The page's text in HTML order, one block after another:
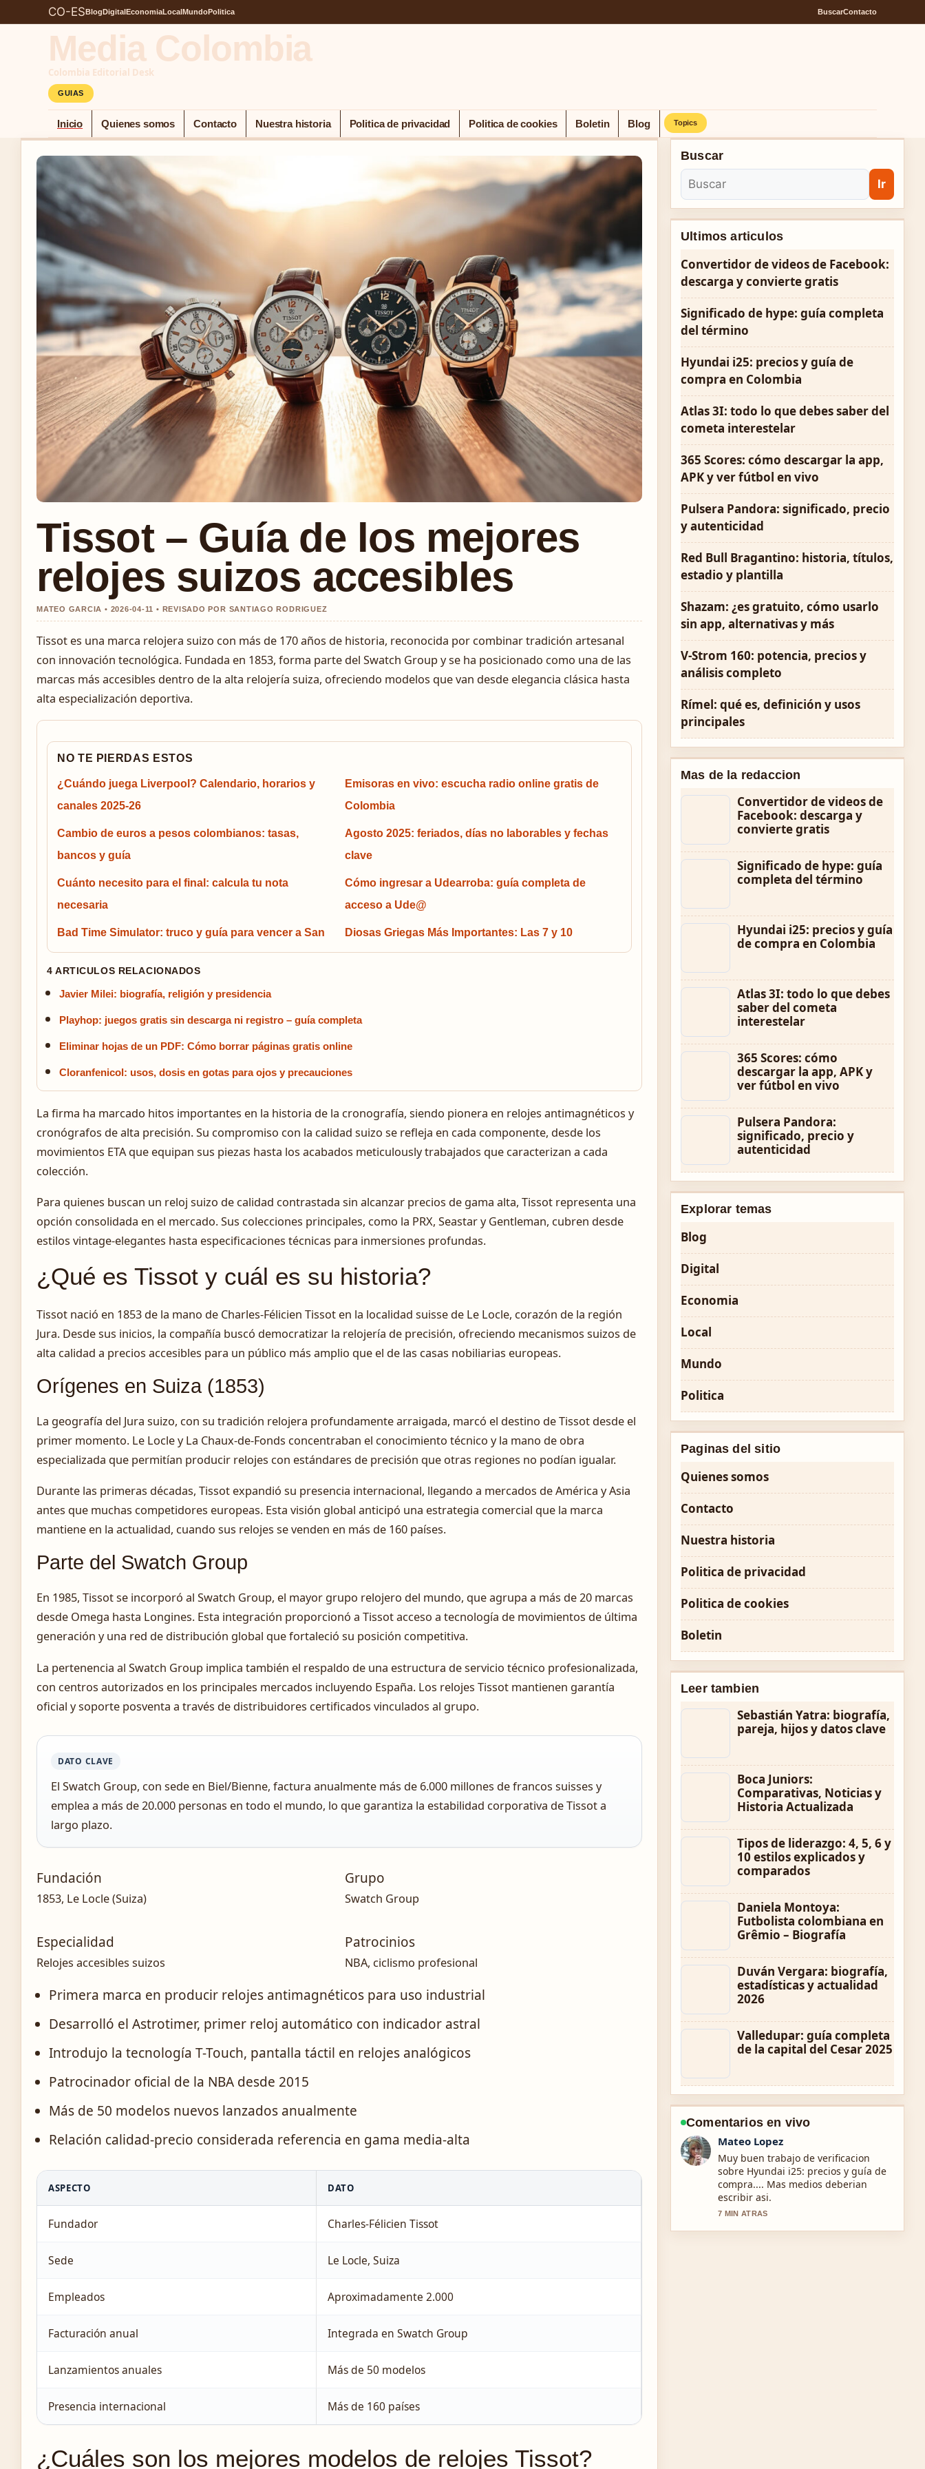
CO-ESBlogDigitalEconomiaLocalMundoPolitica BuscarContacto
Media Colombia
Colombia Editorial Desk
GUIAS
Inicio Quienes somos Contacto Nuestra historia Politica de privacidad Politica de cookies Boletin Blog Topics
Tissot – Guía de los mejores
relojes suizos accesibles
MATEO GARCIA • 2026-04-11 • REVISADO POR SANTIAGO RODRIGUEZ
Tissot es una marca relojera suizo con más de 170 años de historia, reconocida por combinar tradición artesanal
con innovación tecnológica. Fundada en 1853, forma parte del Swatch Group y se ha posicionado como una de las
marcas más accesibles dentro de la alta relojería suiza, ofreciendo modelos que van desde elegancia clásica hasta
alta especialización deportiva.
NO TE PIERDAS ESTOS
¿Cuándo juega Liverpool? Calendario, horarios y
canales 2025-26
Emisoras en vivo: escucha radio online gratis de
Colombia
Cambio de euros a pesos colombianos: tasas,
bancos y guía
Agosto 2025: feriados, días no laborables y fechas
clave
Cuánto necesito para el final: calcula tu nota
necesaria
Cómo ingresar a Udearroba: guía completa de
acceso a Ude@
Bad Time Simulator: truco y guía para vencer a San Diosas Griegas Más Importantes: Las 7 y 10
4 ARTICULOS RELACIONADOS
Javier Milei: biografía, religión y presidencia
Playhop: juegos gratis sin descarga ni registro – guía completa
Eliminar hojas de un PDF: Cómo borrar páginas gratis online
Cloranfenicol: usos, dosis en gotas para ojos y precauciones
La firma ha marcado hitos importantes en la historia de la cronografía, siendo pionera en relojes antimagnéticos y
cronógrafos de alta precisión. Su compromiso con la calidad suizo se refleja en cada componente, desde los
movimientos ETA que equipan sus piezas hasta los acabados meticulously trabajados que caracterizan a cada
colección.
Para quienes buscan un reloj suizo de calidad contrastada sin alcanzar precios de gama alta, Tissot representa una
opción consolidada en el mercado. Sus colecciones principales, como la PRX, Seastar y Gentleman, cubren desde
estilos vintage-elegantes hasta especificaciones técnicas para inmersiones profundas.
¿Qué es Tissot y cuál es su historia?
Tissot nació en 1853 de la mano de Charles-Félicien Tissot en la localidad suisse de Le Locle, corazón de la región
Jura. Desde sus inicios, la compañía buscó democratizar la relojería de precisión, ofreciendo mecanismos suizos de
alta calidad a precios accesibles para un público más amplio que el de las casas nobiliarias europeas.
Orígenes en Suiza (1853)
La geografía del Jura suizo, con su tradición relojera profundamente arraigada, marcó el destino de Tissot desde el
primer momento. Le Locle y La Chaux-de-Fonds concentraban el conocimiento técnico y la mano de obra
especializada que permitían producir relojes con estándares de precisión que otras regiones no podían igualar.
Durante las primeras décadas, Tissot expandió su presencia internacional, llegando a mercados de América y Asia
antes que muchas competidores europeas. Esta visión global anticipó una estrategia comercial que la marca
mantiene en la actualidad, cuando sus relojes se venden en más de 160 países.
Parte del Swatch Group
En 1985, Tissot se incorporó al Swatch Group, el mayor grupo relojero del mundo, que agrupa a más de 20 marcas
desde Omega hasta Longines. Esta integración proporcionó a Tissot acceso a tecnología de movimientos de última
generación y una red de distribución global que fortaleció su posición competitiva.
La pertenencia al Swatch Group implica también el respaldo de una estructura de servicio técnico profesionalizada,
con centros autorizados en los principales mercados incluyendo España. Los relojes Tissot mantienen garantía
oficial y soporte posventa a través de distribuidores certificados vinculados al grupo.
DATO CLAVE
El Swatch Group, con sede en Biel/Bienne, factura anualmente más de 6.000 millones de francos suisses y
emplea a más de 20.000 personas en todo el mundo, lo que garantiza la estabilidad corporativa de Tissot a
largo plazo.
Fundación
1853, Le Locle (Suiza)
Grupo
Swatch Group
Especialidad
Relojes accesibles suizos
Patrocinios
NBA, ciclismo profesional
Primera marca en producir relojes antimagnéticos para uso industrial
Desarrolló el Astrotimer, primer reloj automático con indicador astral
Introdujo la tecnología T-Touch, pantalla táctil en relojes analógicos
Patrocinador oficial de la NBA desde 2015
Más de 50 modelos nuevos lanzados anualmente
Relación calidad-precio considerada referencia en gama media-alta
ASPECTO DATO
Fundador Charles-Félicien Tissot
Sede Le Locle, Suiza
Empleados Aproximadamente 2.000
Facturación anual Integrada en Swatch Group
Lanzamientos anuales Más de 50 modelos
Presencia internacional Más de 160 países
¿Cuáles son los mejores modelos de relojes Tissot?
Buscar
Ir
Ultimos articulos
Convertidor de videos de Facebook:
descarga y convierte gratis
Significado de hype: guía completa
del término
Hyundai i25: precios y guía de
compra en Colombia
Atlas 3I: todo lo que debes saber del
cometa interestelar
365 Scores: cómo descargar la app,
APK y ver fútbol en vivo
Pulsera Pandora: significado, precio
y autenticidad
Red Bull Bragantino: historia, títulos,
estadio y plantilla
Shazam: ¿es gratuito, cómo usarlo
sin app, alternativas y más
V-Strom 160: potencia, precios y
análisis completo
Rímel: qué es, definición y usos
principales
Mas de la redaccion
Convertidor de videos de
Facebook: descarga y
convierte gratis
Significado de hype: guía
completa del término
Hyundai i25: precios y guía
de compra en Colombia
Atlas 3I: todo lo que debes
saber del cometa
interestelar
365 Scores: cómo
descargar la app, APK y
ver fútbol en vivo
Pulsera Pandora:
significado, precio y
autenticidad
Explorar temas
Blog
Digital
Economia
Local
Mundo
Politica
Paginas del sitio
Quienes somos
Contacto
Nuestra historia
Politica de privacidad
Politica de cookies
Boletin
Leer tambien
Sebastián Yatra: biografía,
pareja, hijos y datos clave
Boca Juniors:
Comparativas, Noticias y
Historia Actualizada
Tipos de liderazgo: 4, 5, 6 y
10 estilos explicados y
comparados
Daniela Montoya:
Futbolista colombiana en
Grêmio – Biografía
Duván Vergara: biografía,
estadísticas y actualidad
2026
Valledupar: guía completa
de la capital del Cesar 2025
Comentarios en vivo
Lucia Garcia
Excelente resumen sobre Convertidor
de videos de Facebook: descarga y....
Es la explicacion mas clara que he
visto hoy.
9 MIN ATRAS